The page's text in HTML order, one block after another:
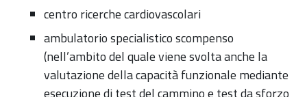
centro ricerche cardiovascolari
ambulatorio specialistico scompenso
(nell’ambito del quale viene svolta anche la
valutazione della capacità funzionale mediante
esecuzione di test del cammino e test da sforzo